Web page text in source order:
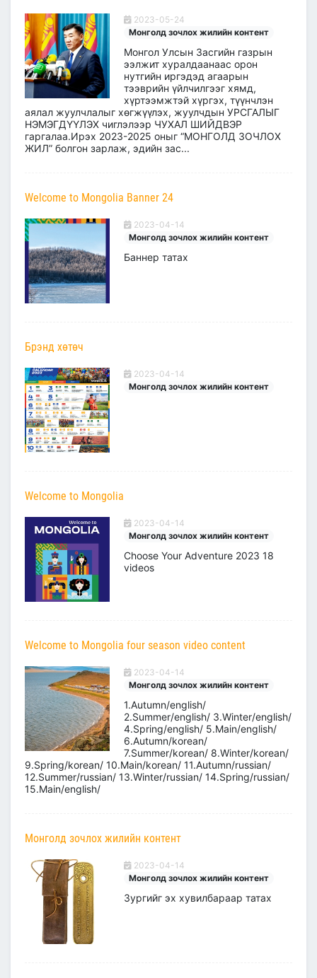
2023-05-24
Монголд зочлох жилийн контент
Монгол Улсын Засгийн газрын
ээлжит хуралдаанаас орон
нутгийн иргэдэд агаарын
тээврийн үйлчилгээг хямд,
хүртээмжтэй хүргэх, түүнчлэн
аялал жуулчлалыг хөгжүүлэх, жуулчдын УРСГАЛЫГ
НЭМЭГДҮҮЛЭХ чиглэлээр ЧУХАЛ ШИЙДВЭР
гаргалаа.Ирэх 2023-2025 оныг “МОНГОЛД ЗОЧЛОХ
ЖИЛ” болгон зарлаж, эдийн зас...
Welcome to Mongolia Banner 24
2023-04-14
Монголд зочлох жилийн контент
Баннер татах
Брэнд хөтөч
2023-04-14
Монголд зочлох жилийн контент
Welcome to Mongolia
2023-04-14
Монголд зочлох жилийн контент
Choose Your Adventure 2023 18
videos
Welcome to Mongolia four season video content
2023-04-14
Монголд зочлох жилийн контент
1.Autumn/english/
2.Summer/english/ 3.Winter/english/
4.Spring/english/ 5.Main/english/
6.Autumn/korean/
7.Summer/korean/ 8.Winter/korean/
9.Spring/korean/ 10.Main/korean/ 11.Autumn/russian/
12.Summer/russian/ 13.Winter/russian/ 14.Spring/russian/
15.Main/english/
Монголд зочлох жилийн контент
2023-04-14
Монголд зочлох жилийн контент
Зургийг эх хувилбараар татах